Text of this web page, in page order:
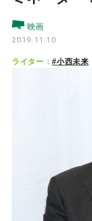
映画
2019.11.10
ライター：#小西未来